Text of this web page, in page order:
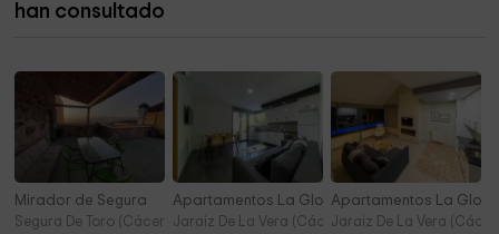
han consultado
Mirador de Segura
Segura De Toro (Cáceres)
Apartamentos La Gloria de Yuste I
Jaraiz De La Vera (Cáceres)
Apartamentos La Gloria
Jaraiz De La Vera